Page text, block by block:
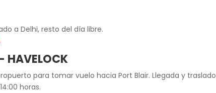
a Delhi, resto del día libre.
HAVELOCK
para tomar vuelo hacia Port Blair. Llegada y
horas.